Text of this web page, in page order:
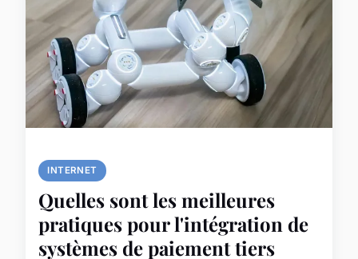
INTERNET
Quelles sont les meilleures
pratiques pour l'intégration de
systèmes de paiement tiers